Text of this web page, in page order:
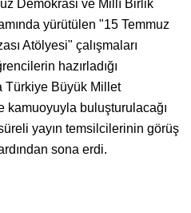
Demokrasi ve Millî Birlik
yürütülen "15 Temmuz
Atölyesi" çalışmaları
hazırladığı
Türkiye Büyük Millet
kamuoyuyla buluşturulacağı
yayın temsilcilerinin görüş
sona erdi.